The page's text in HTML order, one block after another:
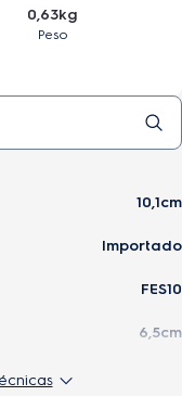
0,63kg
Peso
10,1cm
Importado
FES10
6,5cm